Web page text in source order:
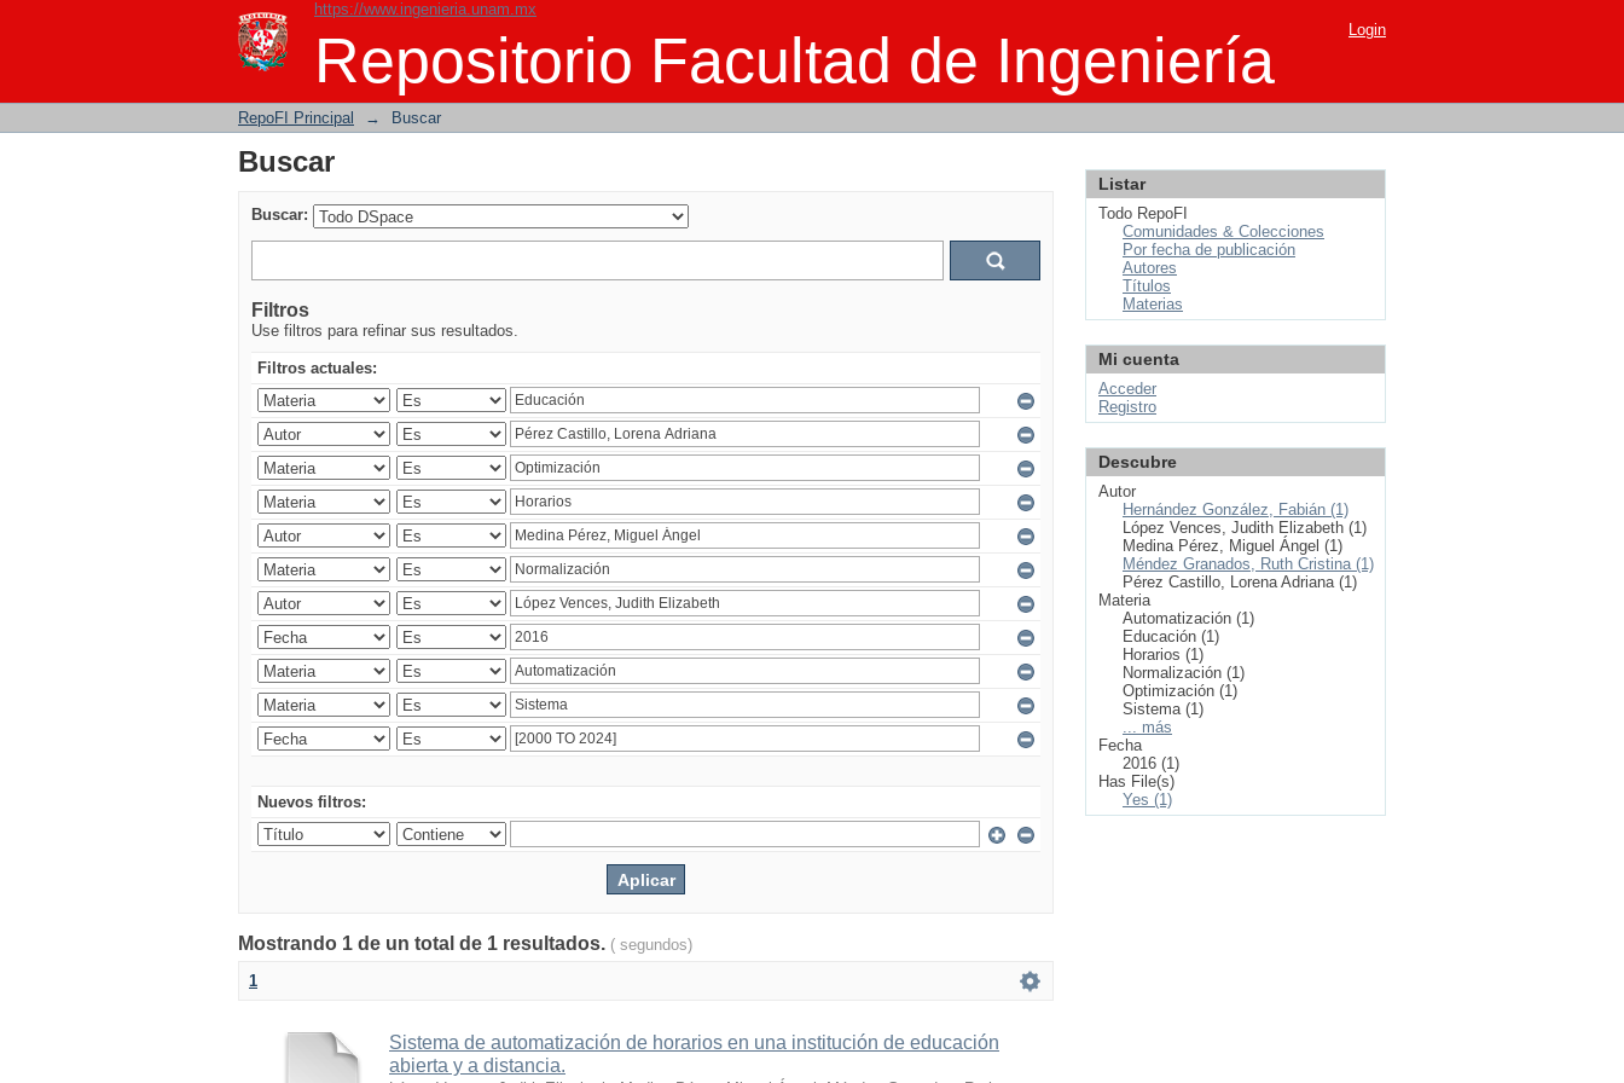
https://www.ingenieria.unam.mx
Repositorio Facultad de Ingeniería
Buscar Login
RepoFI Principal → Buscar
Buscar
Buscar:
Filtros
Use filtros para refinar sus resultados.
Filtros actuales:
Nuevos filtros:
Mostrando 1 de un total de 1 resultados. ( segundos)
1
Sistema de automatización de horarios en una institución de educación
abierta y a distancia.
Listar
Todo RepoFI
Comunidades & Colecciones
Por fecha de publicación
Autores
Títulos
Materias
Mi cuenta
Acceder
Registro
Descubre
Autor
Hernández González, Fabián (1)
López Vences, Judith Elizabeth (1)
Medina Pérez, Miguel Ángel (1)
Méndez Granados, Ruth Cristina (1)
Pérez Castillo, Lorena Adriana (1)
Materia
Automatización (1)
Educación (1)
Horarios (1)
Normalización (1)
Optimización (1)
Sistema (1)
... más
Fecha
2016 (1)
Has File(s)
Yes (1)